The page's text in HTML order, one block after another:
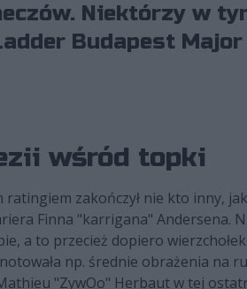
Niektórzy w
Budapest
wśród topki
zakończył nie kto inny,
Finna "karrigana" Andersena.
a to przecież dopiero
np. średnie obrażenia na
"ZywOo" Herbaut w tej